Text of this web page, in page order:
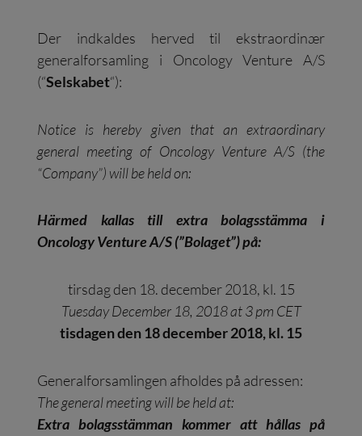
Der indkaldes herved til ekstraordinær
generalforsamling i Oncology Venture A/S
(“Selskabet“):
Notice is hereby given that an extraordinary
general meeting of Oncology Venture A/S (the
“Company”) will be held on:
Härmed kallas till extra bolagsstämma i
Oncology Venture A/S (”Bolaget”) på:
tirsdag den 18. december 2018, kl. 15
Tuesday December 18, 2018 at 3 pm CET
tisdagen den 18 december 2018, kl. 15
Generalforsamlingen afholdes på adressen:
The general meeting will be held at:
Extra bolagsstämman kommer att hållas på